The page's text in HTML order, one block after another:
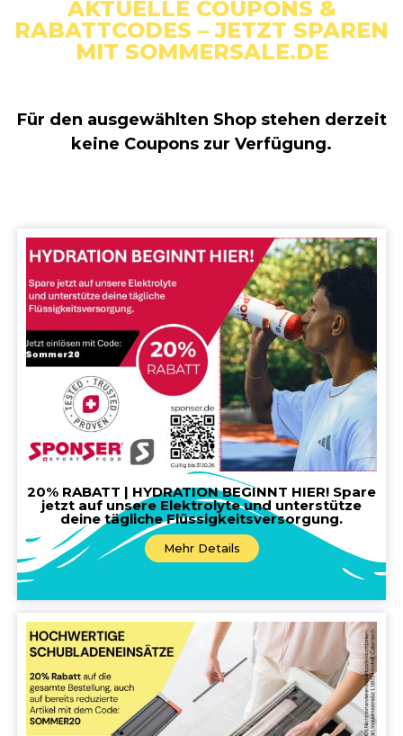
AKTUELLE COUPONS &
RABATTCODES – JETZT SPAREN
MIT SOMMERSALE.DE
Für den ausgewählten Shop stehen derzeit
keine Coupons zur Verfügung.
20% RABATT | HYDRATION BEGINNT HIER! Spare
jetzt auf unsere Elektrolyte und unterstütze
deine tägliche Flüssigkeitsversorgung.
Mehr Details